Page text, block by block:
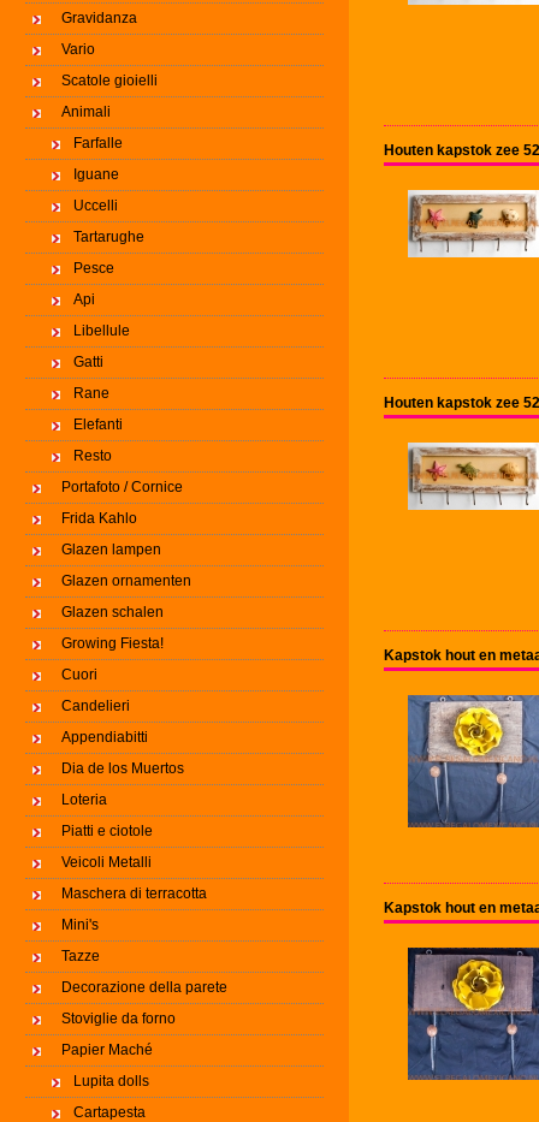
Gravidanza
Vario
Scatole gioielli
Animali
Farfalle
Iguane
Uccelli
Tartarughe
Pesce
Api
Libellule
Gatti
Rane
Elefanti
Resto
Portafoto / Cornice
Frida Kahlo
Glazen lampen
Glazen ornamenten
Glazen schalen
Growing Fiesta!
Cuori
Candelieri
Appendiabitti
Dia de los Muertos
Loteria
Piatti e ciotole
Veicoli Metalli
Maschera di terracotta
Mini's
Tazze
Decorazione della parete
Stoviglie da forno
Papier Maché
Lupita dolls
Cartapesta
Houten kapstok zee
Houten kapstok zee
Kapstok hout en
Kapstok hout en